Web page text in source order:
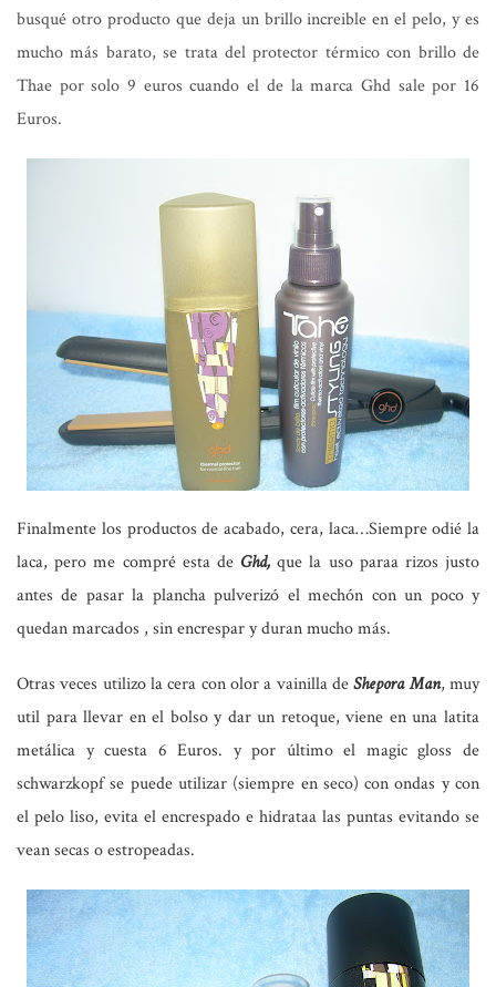
busqué otro producto que deja un brillo increible en el pelo, y es
mucho más barato, se trata del protector térmico con brillo de
Thae por solo 9 euros cuando el de la marca Ghd sale por 16
Euros.
Finalmente los productos de acabado, cera, laca…Siempre odié la
laca, pero me compré esta de Ghd, que la uso paraa rizos justo
antes de pasar la plancha pulverizó el mechón con un poco y
quedan marcados , sin encrespar y duran mucho más.
Otras veces utilizo la cera con olor a vainilla deShepora Man, muy
util para llevar en el bolso y dar un retoque, viene en una latita
metálica y cuesta 6 Euros. y por último el magic gloss de
schwarzkopf se puede utilizar (siempre en seco) con ondas y con
el pelo liso, evita el encrespado e hidrataa las puntas evitando se
vean secas o estropeadas.